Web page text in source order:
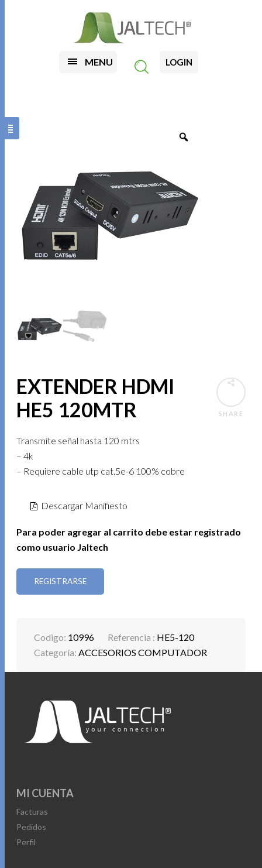
MENU LOGIN
SHARE
EXTENDER HDMI
HE5 120MTR
Transmite señal hasta 120 mtrs
– 4k
– Requiere cable utp cat.5e-6 100% cobre
Descargar Manifiesto
Para poder agregar al carrito debe estar registrado
como usuario Jaltech
REGISTRARSE
Codigo: 10996 Referencia : HE5-120
Categoría: ACCESORIOS COMPUTADOR
MI CUENTA
Facturas
Pedidos
Perfil